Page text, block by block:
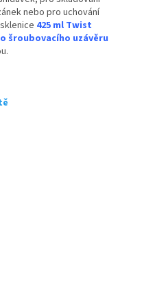
nebo pro uchování
425 ml Twist
šroubovacího uzávěru